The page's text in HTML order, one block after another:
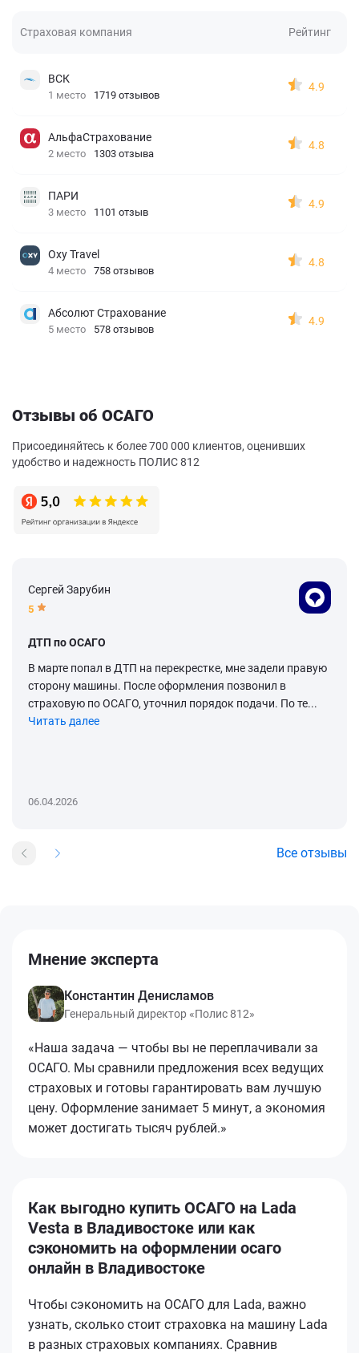
Страховая компания Рейтинг
ВСК
1 место 1719 отзывов
4.9
АльфаСтрахование
2 место 1303 отзыва
4.8
ПАРИ
3 место 1101 отзыв
4.9
Oxy Travel
4 место 758 отзывов
4.8
Абсолют Страхование
5 место 578 отзывов
4.9
Отзывы об ОСАГО
Присоединяйтесь к более 700 000 клиентов, оценивших
удобство и надежность ПОЛИС 812
Сергей Зарубин
5
ДТП по ОСАГО
В марте попал в ДТП на перекрестке, мне задели правую
сторону машины. После оформления позвонил в
страховую по ОСАГО, уточнил порядок подачи. По те...
Читать далее
06.04.2026
Все отзывы
Мнение эксперта
Константин Денисламов
Генеральный директор «Полис 812»
«Наша задача — чтобы вы не переплачивали за
ОСАГО. Мы сравнили предложения всех ведущих
страховых и готовы гарантировать вам лучшую
цену. Оформление занимает 5 минут, а экономия
может достигать тысяч рублей.»
Как выгодно купить ОСАГО на Lada
Vesta в Владивостоке или как
сэкономить на оформлении осаго
онлайн в Владивостоке
Чтобы сэкономить на ОСАГО для Lada, важно
узнать, сколько стоит страховка на машину Lada
в разных страховых компаниях. Сравнив